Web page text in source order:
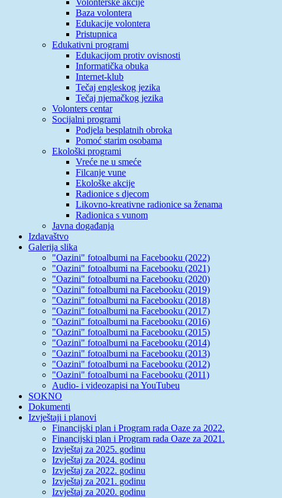
Baza volontera
Edukacije volontera
Pristupnica
Edukativni programi
Edukacijom protiv ovisnosti
Informatička obuka
Internet-klub
Tečaj engleskog jezika
Tečaj njemačkog jezika
Volonters centar
Socijalni programi
Podjela besplatnih obroka
Pomoć starim osobama
Ekološki programi
Vreće ne u smeće
Filcanje vune
Ekološke akcije
Radionice s djecom
Likovno-kreativne radionice sa ženama
Radionica s vunom
Javna događanja
Izdavaštvo
Galerija slika
"Oazini" fotoalbumi na Facebooku (2022)
"Oazini" fotoalbumi na Facebooku (2021)
"Oazini" fotoalbumi na Facebooku (2020)
"Oazini" fotoalbumi na Facebooku (2019)
"Oazini" fotoalbumi na Facebooku (2018)
"Oazini" fotoalbumi na Facebooku (2017)
"Oazini" fotoalbumi na Facebooku (2016)
"Oazini" fotoalbumi na Facebooku (2015)
"Oazini" fotoalbumi na Facebooku (2014)
"Oazini" fotoalbumi na Facebooku (2013)
"Oazini" fotoalbumi na Facebooku (2012)
"Oazini" fotoalbumi na Facebooku (2011)
Audio- i videozapisi na YouTubeu
SOKNO
Dokumenti
Izvještaji i planovi
Financijski plan i Program rada Oaze za 2022.
Financijski plan i Program rada Oaze za 2021.
Izvještaj za 2025. godinu
Izvještaj za 2024. godinu
Izvještaj za 2022. godinu
Izvještaj za 2021. godinu
Izvještaj za 2020. godinu